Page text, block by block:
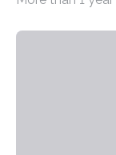
Leben gerufen,
Foundation,